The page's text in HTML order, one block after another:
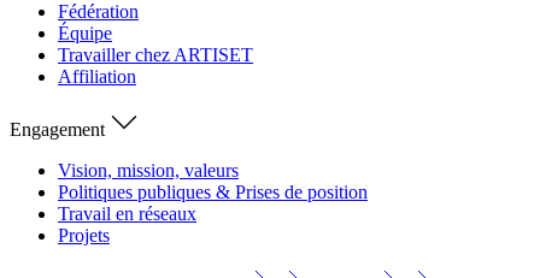
Fédération
Équipe
Travailler chez ARTISET
Affiliation
Engagement
Vision, mission, valeurs
Politiques publiques & Prises de position
Travail en réseaux
Projets